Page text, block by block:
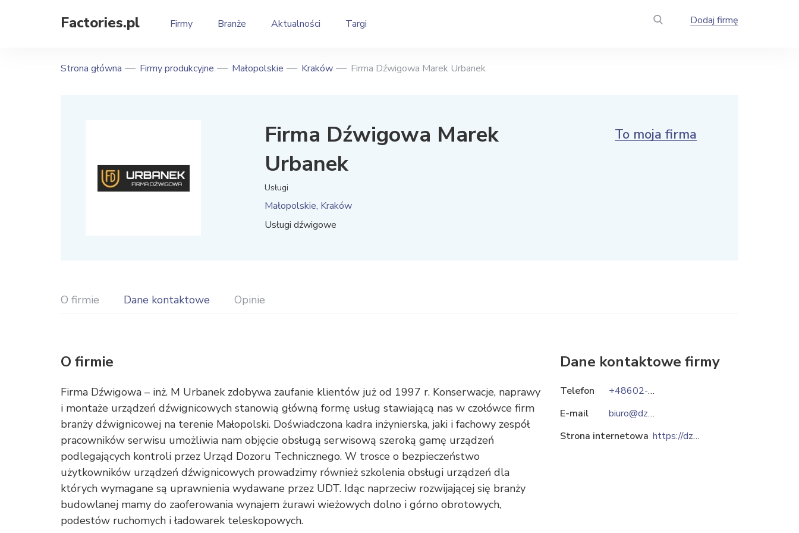
Factories.pl Firmy Branże Aktualności Targi Dodaj firmę
Strona główna Firmy produkcyjne Małopolskie Kraków Firma Dźwigowa Marek Urbanek
Firma Dźwigowa Marek
Urbanek
Usługi
Małopolskie, Kraków
Usługi dźwigowe
To moja firma
O firmie Dane kontaktowe Opinie
O firmie
Firma Dźwigowa – inż. M Urbanek zdobywa zaufanie klientów już od 1997 r. Konserwacje, naprawy
i montaże urządzeń dźwignicowych stanowią główną formę usług stawiającą nas w czołówce firm
branży dźwignicowej na terenie Małopolski. Doświadczona kadra inżynierska, jaki i fachowy zespół
pracowników serwisu umożliwia nam objęcie obsługą serwisową szeroką gamę urządzeń
podlegających kontroli przez Urząd Dozoru Technicznego. W trosce o bezpieczeństwo
użytkowników urządzeń dźwignicowych prowadzimy również szkolenia obsługi urządzeń dla
których wymagane są uprawnienia wydawane przez UDT. Idąc naprzeciw rozwijającej się branży
budowlanej mamy do zaoferowania wynajem żurawi wieżowych dolno i górno obrotowych,
podestów ruchomych i ładowarek teleskopowych.
Dane kontaktowe firmy
Telefon
+48602-292-252
E-mail
biuro@dzwignice.pl
Strona internetowa
https://dzwignice.pl